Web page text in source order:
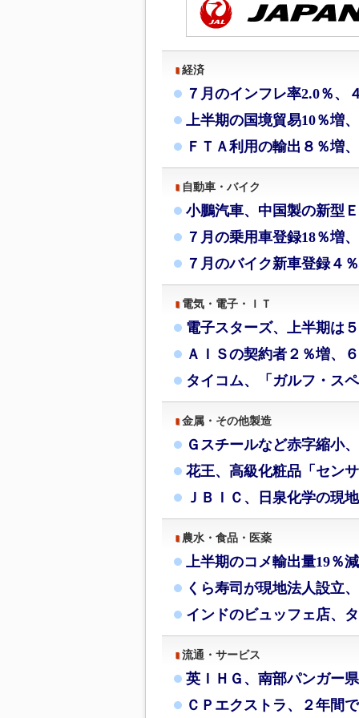
経済
７月のインフレ率2.0％、
上半期の国境貿易10％増
ＦＴＡ利用の輸出８％増
自動車・バイク
小鵬汽車、中国製の新型
７月の乗用車登録18％増
７月のバイク新車登録４
電気・電子・ＩＴ
電子スターズ、上半期は
ＡＩＳの契約者２％増、
タイコム、「ガルフ・ス
金属・その他製造
Ｇスチールなど赤字縮小
花王、高級化粧品「セン
ＪＢＩＣ、日泉化学の現
農水・食品・医薬
上半期のコメ輸出量19％
くら寿司が現地法人設立
インドのビュッフェ店、
流通・サービス
英ＩＨＧ、南部パンガー
ＣＰエクストラ、２年間